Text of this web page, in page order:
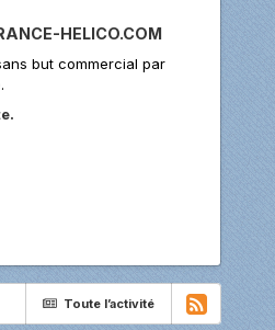
HELICO.COM
but commercial par
Toute l’activité